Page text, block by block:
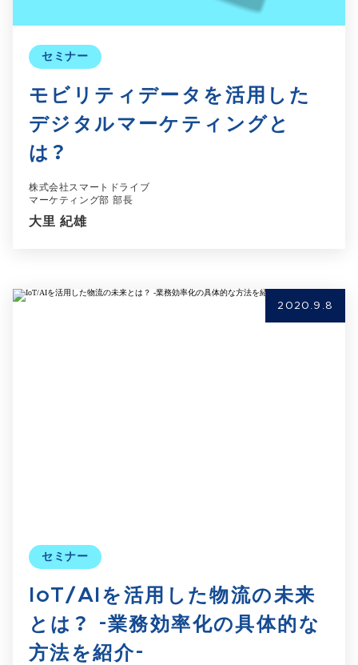
セミナー
モビリティデータを活用した
デジタルマーケティングと
は？
株式会社スマートドライブ
マーケティング部 部長
大里 紀雄
セミナー
IoT/AIを活用した物流の未来
とは？ -業務効率化の具体的な
方法を紹介-
2020.9.8